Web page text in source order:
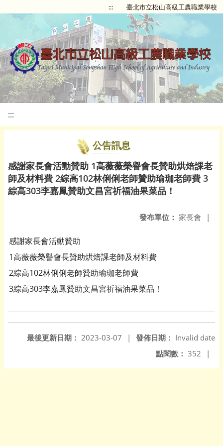
::: 臺北市立松山高級工農職業學校
:::
公告訊息
感謝家長會活動贊助 1高薇薇榮譽會長贊助烘焙課老
師及材料費 2綜高102林俐俐老師贊助瑜珈老師費 3
綜高303李嘉鳳贊助文昌宮祈福油果菜品！
發布單位： 家長會 |
感謝家長會活動贊助
1高薇薇榮譽會長贊助烘焙課老師及材料費
2綜高102林俐俐老師贊助瑜珈老師費
3綜高303李嘉鳳贊助文昌宮祈福油果菜品！
發佈日期： Invalid date
最後更新日期： 2023-03-07
|
點閱數： 352 |